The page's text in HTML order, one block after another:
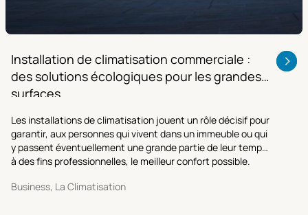
Installation de climatisation commerciale :
des solutions écologiques pour les grandes
surfaces
Les installations de climatisation jouent un rôle décisif pour
garantir, aux personnes qui vivent dans un immeuble ou qui
y passent éventuellement une grande partie de leur temps
à des fins professionnelles, le meilleur confort possible.
Business, La Climatisation